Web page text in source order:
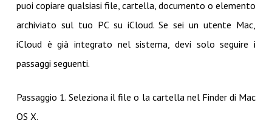
puoi copiare qualsiasi file, cartella, documento o elemento
archiviato sul tuo PC su iCloud. Se sei un utente Mac,
iCloud è già integrato nel sistema, devi solo seguire i
passaggi seguenti.
Passaggio 1. Seleziona il file o la cartella nel Finder di Mac
OS X.